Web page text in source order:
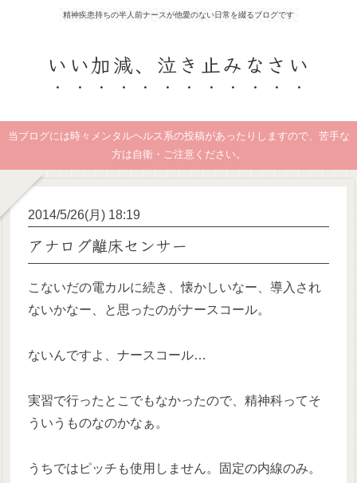
精神疾患持ちの半人前ナースが他愛のない日常を綴るブログです
いい加減、泣き止みなさい
当ブログには時々メンタルヘルス系の投稿があったりしますので、苦手な
方は自衛・ご注意ください。
2014/5/26(月) 18:19
アナログ離床センサー
こないだの電カルに続き、懐かしいなー、導入され
ないかなー、と思ったのがナースコール。
ないんですよ、ナースコール…
実習で行ったとこでもなかったので、精神科ってそ
ういうものなのかなぁ。
うちではピッチも使用しません。固定の内線のみ。